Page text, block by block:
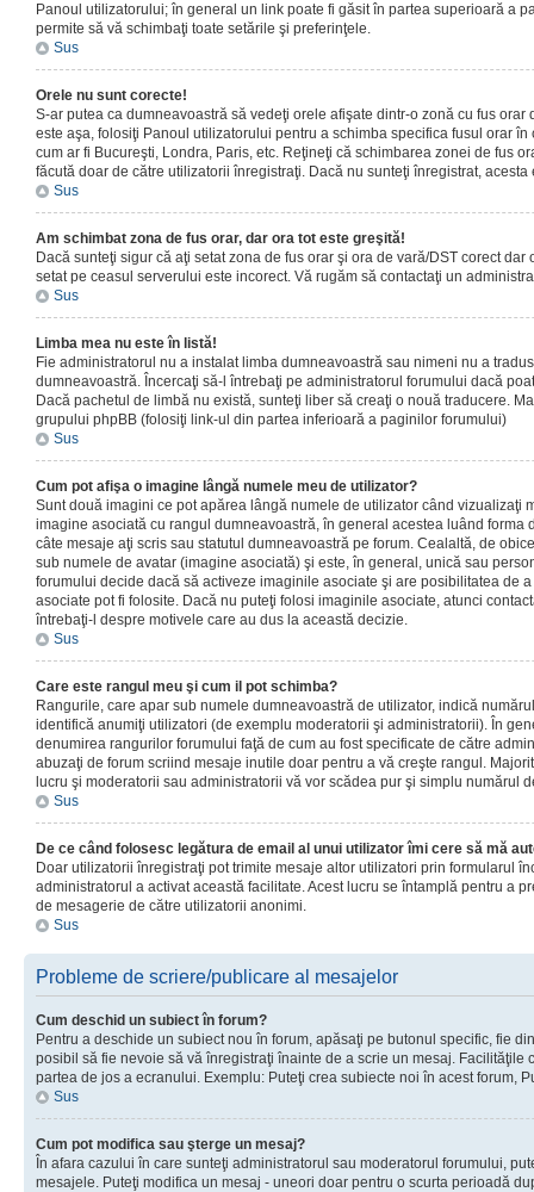
Panoul utilizatorului; în general un link poate fi găsit în partea superioară a
permite să vă schimbaţi toate setările şi preferinţele.
Sus
Orele nu sunt corecte!
S-ar putea ca dumneavoastră să vedeţi orele afişate dintr-o zonă cu fus orar
este aşa, folosiţi Panoul utilizatorului pentru a schimba specifica fusul orar
cum ar fi Bucureşti, Londra, Paris, etc. Reţineţi că schimbarea zonei de fus
făcută doar de către utilizatorii înregistraţi. Dacă nu sunteţi înregistrat, acesta
Sus
Am schimbat zona de fus orar, dar ora tot este greşită!
Dacă sunteţi sigur că aţi setat zona de fus orar şi ora de vară/DST corect
setat pe ceasul serverului este incorect. Vă rugăm să contactaţi un
Sus
Limba mea nu este în listă!
Fie administratorul nu a instalat limba dumneavoastră sau nimeni nu a
dumneavoastră. Încercaţi să-l întrebaţi pe administratorul forumului dacă
Dacă pachetul de limbă nu există, sunteţi liber să creaţi o nouă traducere.
grupului phpBB (folosiţi link-ul din partea inferioară a paginilor forumului)
Sus
Cum pot afişa o imagine lângă numele meu de utilizator?
Sunt două imagini ce pot apărea lângă numele de utilizator când vizualizaţi
imagine asociată cu rangul dumneavoastră, în general acestea luând forma
câte mesaje aţi scris sau statutul dumneavoastră pe forum. Cealaltă, de
sub numele de avatar (imagine asociată) şi este, în general, unică sau
forumului decide dacă să activeze imaginile asociate şi are posibilitatea de
asociate pot fi folosite. Dacă nu puteţi folosi imaginile asociate, atunci
întrebaţi-l despre motivele care au dus la această decizie.
Sus
Care este rangul meu şi cum il pot schimba?
Rangurile, care apar sub numele dumneavoastră de utilizator, indică
identifică anumiţi utilizatori (de exemplu moderatorii şi administratorii). În
denumirea rangurilor forumului faţă de cum au fost specificate de către
abuzaţi de forum scriind mesaje inutile doar pentru a vă creşte rangul.
lucru şi moderatorii sau administratorii vă vor scădea pur şi simplu numărul
Sus
De ce când folosesc legătura de email al unui utilizator îmi cere să mă
Doar utilizatorii înregistraţi pot trimite mesaje altor utilizatori prin formularul
administratorul a activat această facilitate. Acest lucru se întamplă pentru a
de mesagerie de către utilizatorii anonimi.
Sus
Probleme de scriere/publicare al mesajelor
Cum deschid un subiect în forum?
Pentru a deschide un subiect nou în forum, apăsaţi pe butonul specific, fie
posibil să fie nevoie să vă înregistraţi înainte de a scrie un mesaj. Facilităţile
partea de jos a ecranului. Exemplu: Puteţi crea subiecte noi în acest forum,
Sus
Cum pot modifica sau şterge un mesaj?
În afara cazului în care sunteţi administratorul sau moderatorul forumului,
mesajele. Puteţi modifica un mesaj - uneori doar pentru o scurta perioadă